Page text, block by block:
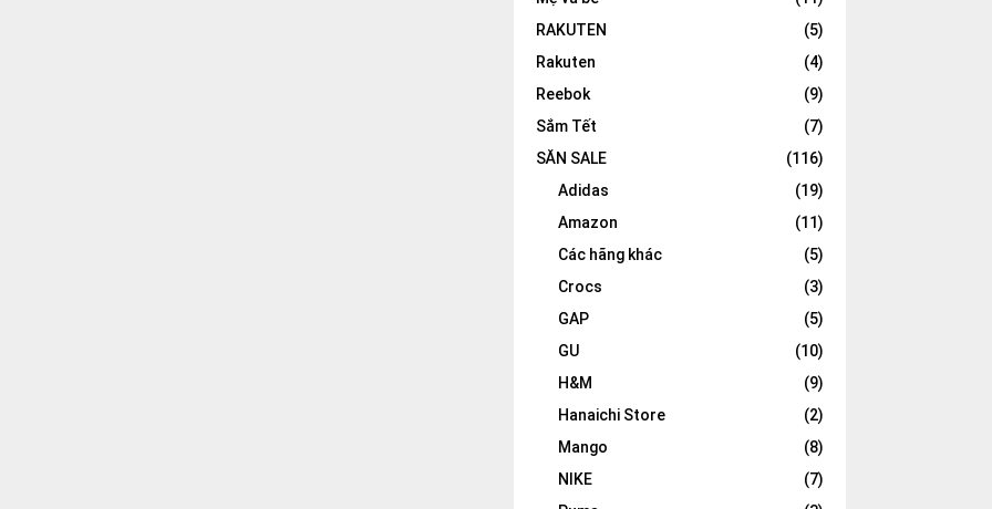
RAKUTEN
(5)
Rakuten
(4)
Reebok
(9)
Sắm Tết
(7)
SĂN SALE
(116)
Adidas
(19)
Amazon
(11)
Các hãng khác
(5)
Crocs
(3)
GAP
(5)
GU
(10)
H&M
(9)
Hanaichi Store
(2)
Mango
(8)
NIKE
(7)